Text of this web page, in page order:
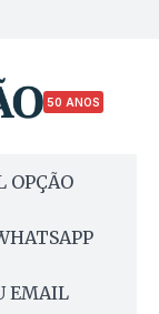
50 ANOS
OPÇÃO
EMAIL